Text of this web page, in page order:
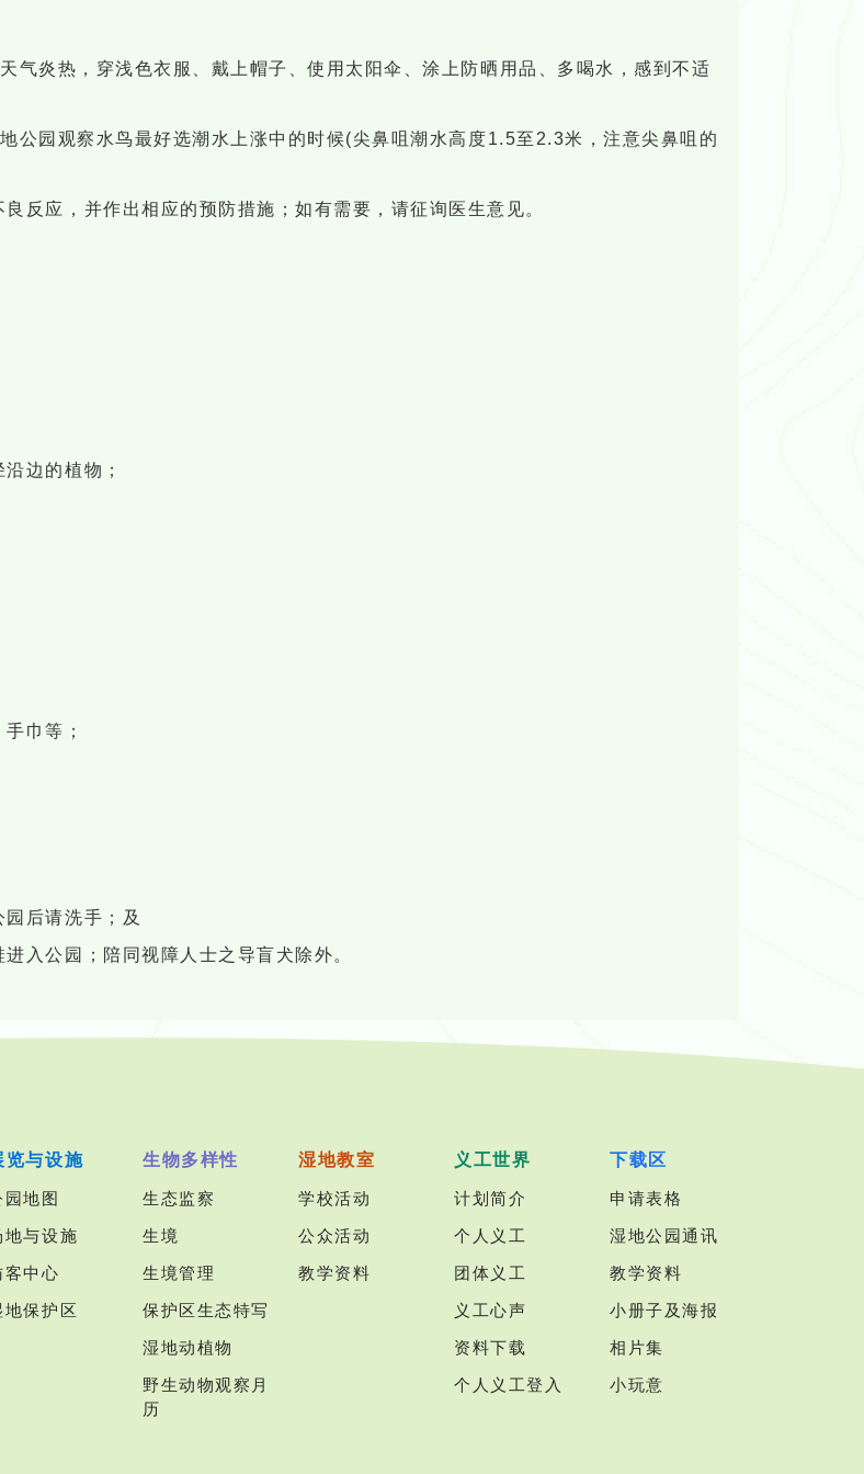
气炎热，穿浅色衣服、戴上帽子、使用太阳伞、涂上防晒用品、多喝水，感到不适
公园观察水鸟最好选潮水上涨中的时候(尖鼻咀潮水高度1.5至2.3米，注意尖鼻咀的
反应，并作出相应的预防措施；如有需要，请征询医生意见。
边的植物；
巾等；
后请洗手；及
入公园；陪同视障人士之导盲犬除外。
览与设施
园地图
地与设施
客中心
地保护区
生物多样性
生态监察
生境
生境管理
保护区生态特写
湿地动植物
野生动物观察月
历
湿地教室
学校活动
公众活动
教学资料
义工世界
计划简介
个人义工
团体义工
义工心声
资料下载
个人义工登入
下载区
申请表格
湿地公园通讯
教学资料
小册子及海报
相片集
小玩意